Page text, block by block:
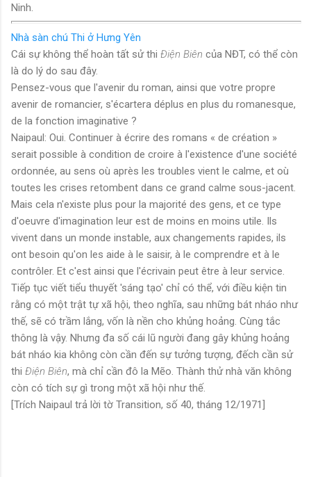
Ninh.
Nhà sàn chú Thi ở Hưng Yên
Cái sự không thể hoàn tất sử thi Điện Biên của NĐT, có thể còn
là do lý do sau đây.
Pensez-vous que l'avenir du roman, ainsi que votre propre
avenir de romancier, s'écartera déplus en plus du romanesque,
de la fonction imaginative ?
Naipaul: Oui. Continuer à écrire des romans « de création »
serait possible à condition de croire à l'existence d'une société
ordonnée, au sens où après les troubles vient le calme, et où
toutes les crises retombent dans ce grand calme sous-jacent.
Mais cela n'existe plus pour la majorité des gens, et ce type
d'oeuvre d'imagination leur est de moins en moins utile. Ils
vivent dans un monde instable, aux changements rapides, ils
ont besoin qu'on les aide à le saisir, à le comprendre et à le
contrôler. Et c'est ainsi que l'écrivain peut être à leur service.
Tiếp tục viết tiểu thuyết 'sáng tạo' chỉ có thể, với điều kiện tin
rằng có một trật tự xã hội, theo nghĩa, sau những bát nháo như
thế, sẽ có trầm lắng, vốn là nền cho khủng hoảng. Cùng tắc
thông là vậy. Nhưng đa số cái lũ người đang gây khủng hoảng
bát nháo kia không còn cần đến sự tưởng tượng, đếch cần sử
thi Điện Biên, mà chỉ cần đô la Mẽo. Thành thử nhà văn không
còn có tích sự gì trong một xã hội như thế.
[Trích Naipaul trả lời tờ Transition, số 40, tháng 12/1971]